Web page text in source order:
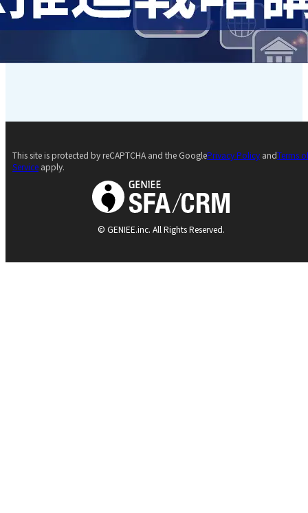
© GENIEE.inc. All Rights Reserved.
This site is protected by reCAPTCHA and the GooglePrivacy Policy andTerms
Service apply.